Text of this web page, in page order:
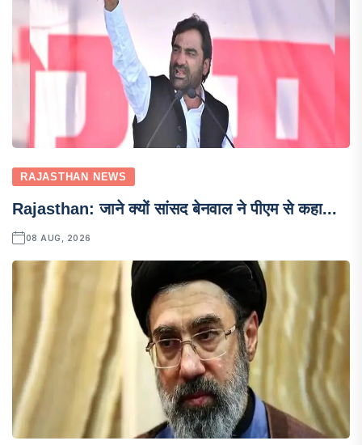
RAJASTHAN NEWS
Rajasthan: जाने क्यों सांसद बेनवाल ने पीएम से कहा...
08 AUG, 2026